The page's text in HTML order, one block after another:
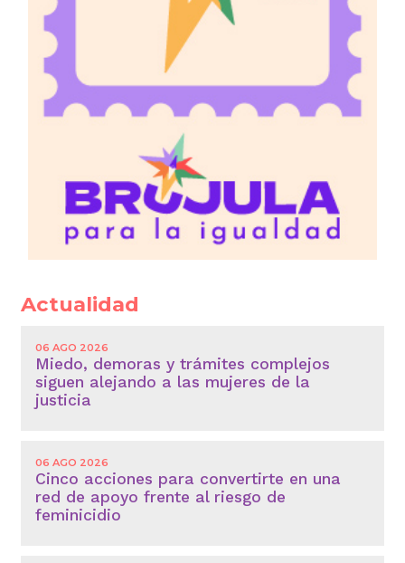
Actualidad
06 AGO 2026
Miedo, demoras y trámites complejos
siguen alejando a las mujeres de la
justicia
06 AGO 2026
Cinco acciones para convertirte en una
red de apoyo frente al riesgo de
feminicidio